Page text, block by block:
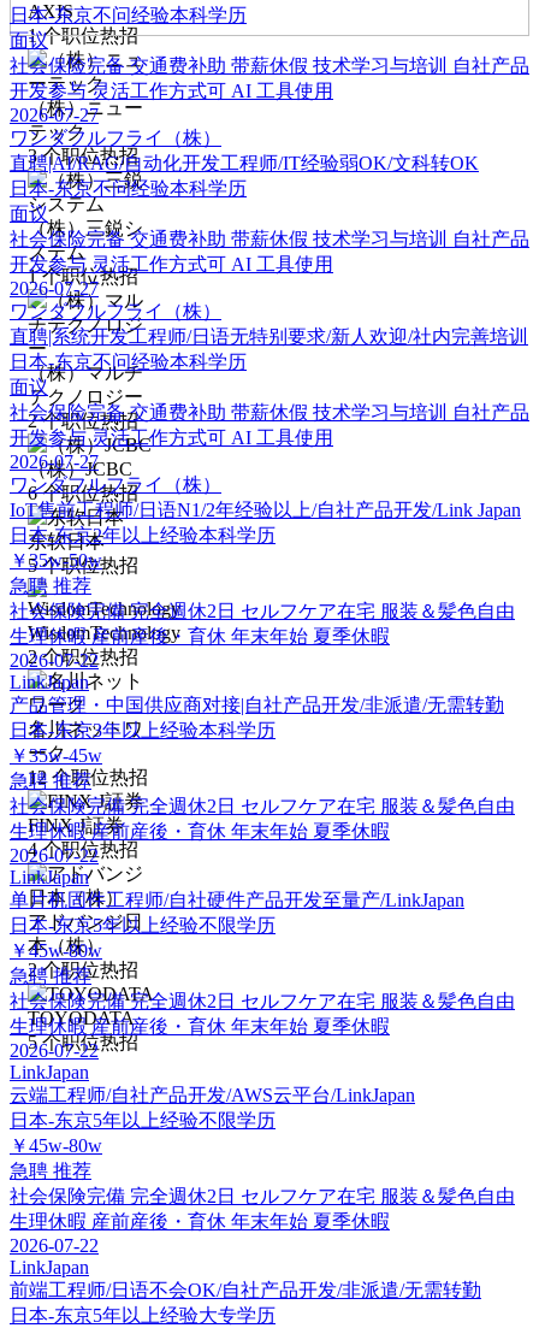
AXIS
1个职位热招
（株）ニュー
テック
3个职位热招
（株）三鋭シ
ステム
1个职位热招
（株）マルチ
テクノロジー
2个职位热招
（株）JCBC
6个职位热招
东软日本
5个职位热招
WisdomTechnology
2个职位热招
名川ネットワ
ーク
12个职位热招
FINX J証券
4个职位热招
アドバンジ日
本（株）
2个职位热招
TOYODATA
5个职位热招
日本-东京不问经验本科学历
面议
社会保险完备 交通费补助 带薪休假 技术学习与培训
自社产品
开发参与 灵活工作方式可 AI 工具使用
2026-07-27
ワンダフルフライ（株）
直聘|AI/RAG/自动化开发工程师/IT经验弱OK/文科转OK
日本-东京不问经验本科学历
面议
社会保险完备 交通费补助 带薪休假 技术学习与培训
自社产品
开发参与 灵活工作方式可 AI 工具使用
2026-07-27
ワンダフルフライ（株）
直聘|系统开发工程师/日语无特别要求/新人欢迎/社内完善培训
日本-东京不问经验本科学历
面议
社会保险完备 交通费补助 带薪休假 技术学习与培训
自社产品
开发参与 灵活工作方式可 AI 工具使用
2026-07-27
ワンダフルフライ（株）
IoT售前工程师/日语N1/2年经验以上/自社产品开发/Link Japan
日本-东京2年以上经验本科学历
￥35w-50w
急聘 推荐
社会保険完備 完全週休2日 セルフケア在宅 服装＆髪色自由
生理休暇 産前産後・育休 年末年始 夏季休暇
2026-07-22
LinkJapan
产品管理・中国供应商对接|自社产品开发/非派遣/无需转勤
日本-东京3年以上经验本科学历
￥35w-45w
急聘 推荐
社会保険完備 完全週休2日 セルフケア在宅 服装＆髪色自由
生理休暇 産前産後・育休 年末年始 夏季休暇
2026-07-22
LinkJapan
单片机固件工程师/自社硬件产品开发至量产/LinkJapan
日本-东京5年以上经验不限学历
￥45w-80w
急聘 推荐
社会保険完備 完全週休2日 セルフケア在宅 服装＆髪色自由
生理休暇 産前産後・育休 年末年始 夏季休暇
2026-07-22
LinkJapan
云端工程师/自社产品开发/AWS云平台/LinkJapan
日本-东京5年以上经验不限学历
￥45w-80w
急聘 推荐
社会保険完備 完全週休2日 セルフケア在宅 服装＆髪色自由
生理休暇 産前産後・育休 年末年始 夏季休暇
2026-07-22
LinkJapan
前端工程师/日语不会OK/自社产品开发/非派遣/无需转勤
日本-东京5年以上经验大专学历